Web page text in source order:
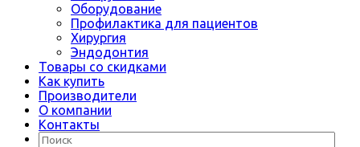
Оборудование
Профилактика для пациентов
Хирургия
Эндодонтия
Товары со скидками
Как купить
Производители
О компании
Контакты